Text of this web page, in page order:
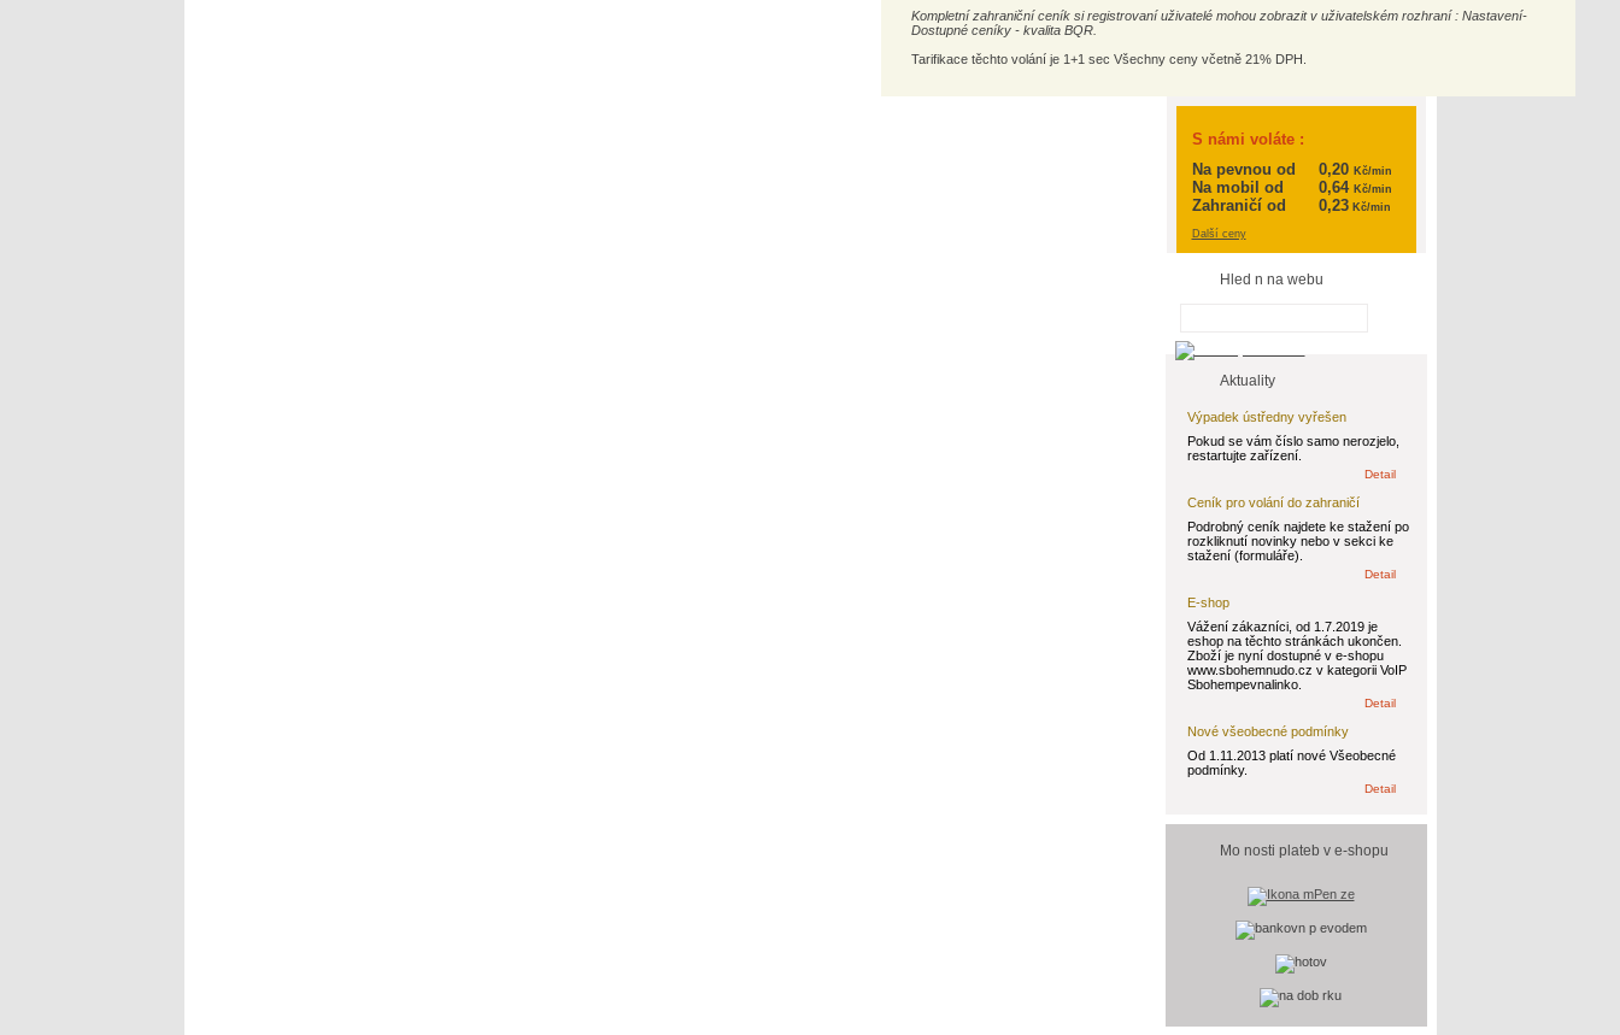
Kompletní zahraniční ceník si registrovaní uživatelé mohou zobrazit v uživatelském rozhraní : Nastavení-
Dostupné ceníky - kvalita BQR.
Tarifikace těchto volání je 1+1 sec Všechny ceny včetně 21% DPH.
S námi voláte :
Na pevnou od
0,20 Kč/min
Na mobil od 0,64 Kč/min
Zahraničí od 0,23Kč/min
Další ceny
Hled n na webu
Aktuality
Výpadek ústředny vyřešen
Pokud se vám číslo samo nerozjelo,
restartujte zařízení.
Detail
Ceník pro volání do zahraničí
Podrobný ceník najdete ke stažení po
rozkliknutí novinky nebo v sekci ke
stažení (formuláře).
Detail
E-shop
Vážení zákazníci, od 1.7.2019 je
eshop na těchto stránkách ukončen.
Zboží je nyní dostupné v e-shopu
www.sbohemnudo.cz v kategorii VoIP
Sbohempevnalinko.
Detail
Nové všeobecné podmínky
Od 1.11.2013 platí nové Všeobecné
podmínky.
Detail
Mo nosti plateb v e-shopu